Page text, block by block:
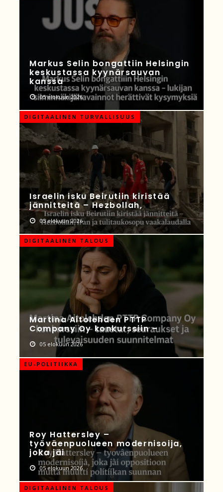
Markus Selin bongattiin Helsingin
keskustassa kyynärsauvan
kanssa
05 elokuun 2026
DIGITAALINEN TURVALLISUUS
Israelin isku Beirutiin kiristää
jännitteitä – Hezbollah,
05 elokuun 2026
DIGITAALINEN TALOUS
Martina Aitolehden PTTP
Company Oy konkurssiin –
05 elokuun 2026
EU-POLITIIKKA
Roy Hattersley –
työväenpuolueen modernisoija,
joka jäi
05 elokuun 2026
DIGITAALINEN TALOUS